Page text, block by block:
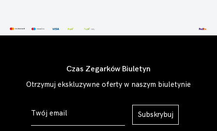
Czas Zegarków Biuletyn
Otrzymuj ekskluzywne oferty w naszym biuletynie
Subskrybuj